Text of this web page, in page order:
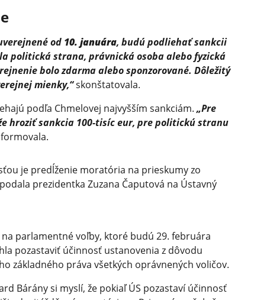
od 10. januára, budú podliehať sankcii
politická strana, právnická osoba alebo fyzická
bolo zdarma alebo sponzorované. Dôležitý
mienky,“skonštatovala.
podľa Chmelovej najvyšším sankciám. „Pre
hroziť sankcia 100-tisíc eur, pre politickú stranu
je predĺženie moratória na prieskumy zo
prezidentka Zuzana Čaputová na Ústavný
parlamentné voľby, ktoré budú 29. februára
pozastaviť účinnosť ustanovenia z dôvodu
základného práva všetkých oprávnených voličov.
Bárány si myslí, že pokiaľ ÚS pozastaví účinnosť